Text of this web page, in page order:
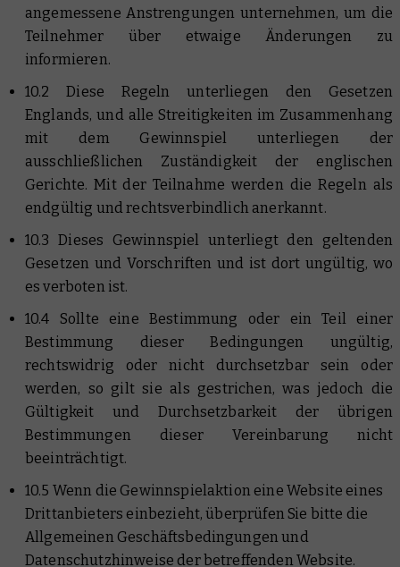
angemessene Anstrengungen unternehmen, um die
Teilnehmer über etwaige Änderungen zu
informieren.
10.2 Diese Regeln unterliegen den Gesetzen
Englands, und alle Streitigkeiten im Zusammenhang
mit dem Gewinnspiel unterliegen der
ausschließlichen Zuständigkeit der englischen
Gerichte. Mit der Teilnahme werden die Regeln als
endgültig und rechtsverbindlich anerkannt.
10.3 Dieses Gewinnspiel unterliegt den geltenden
Gesetzen und Vorschriften und ist dort ungültig, wo
es verboten ist.
10.4 Sollte eine Bestimmung oder ein Teil einer
Bestimmung dieser Bedingungen ungültig,
rechtswidrig oder nicht durchsetzbar sein oder
werden, so gilt sie als gestrichen, was jedoch die
Gültigkeit und Durchsetzbarkeit der übrigen
Bestimmungen dieser Vereinbarung nicht
beeinträchtigt.
10.5 Wenn die Gewinnspielaktion eine Website eines
Drittanbieters einbezieht, überprüfen Sie bitte die
Allgemeinen Geschäftsbedingungen und
Datenschutzhinweise der betreffenden Website.